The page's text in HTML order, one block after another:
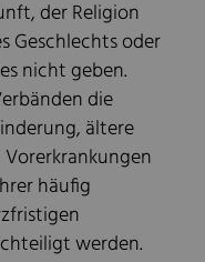
der Religion
Geschlechts oder
nicht geben.
die
ältere
häufig
werden.